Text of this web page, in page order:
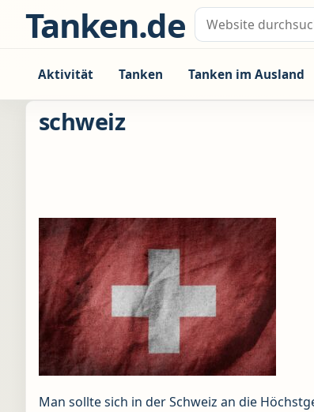
Zum Inhalt springen
Tanken.de Suche nach:
Aktivität Tanken Tanken im Ausland
schweiz
Man sollte sich in der Schweiz an die